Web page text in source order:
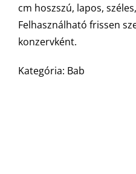
cm hoszszú, lapos,
Felhasználható frissen
konzervként.
Kategória: Bab